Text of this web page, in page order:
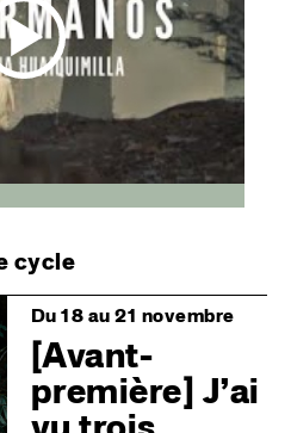
cycle
Du 18 au 21 novembre
[Avant-
première] J’ai